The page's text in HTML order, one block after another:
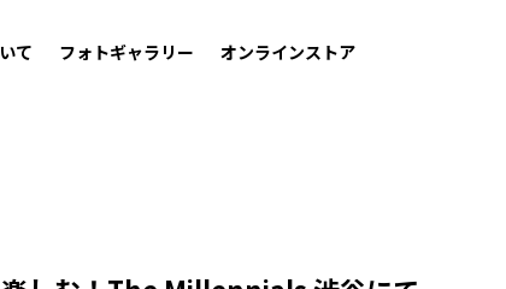
て フォトギャラリー オンラインストア